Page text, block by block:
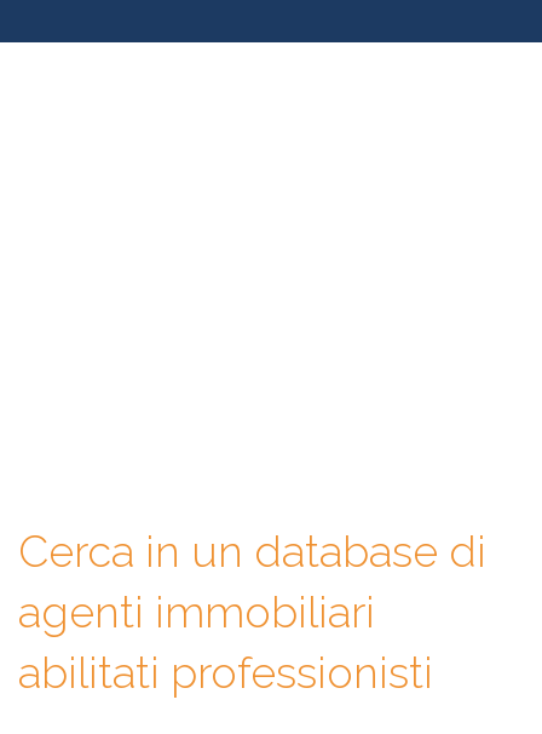
Cerca in un database di
agenti immobiliari
abilitati professionisti